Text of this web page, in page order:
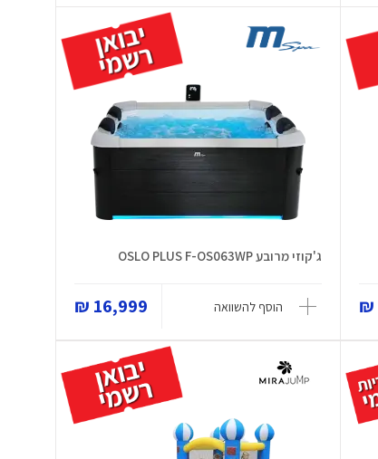
ג'קוזי מרובע OSLO PLUS F-OS063WP
הוסף להשוואה 16,999 ₪